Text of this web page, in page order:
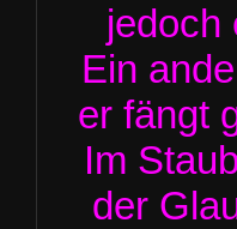
jedoch
Ein
er fängt
Im
der